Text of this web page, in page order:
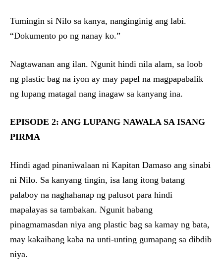
Tumingin si Nilo sa kanya, nanginginig ang labi.
“Dokumento po ng nanay ko.”
Nagtawanan ang ilan. Ngunit hindi nila alam, sa loob
ng plastic bag na iyon ay may papel na magpapabalik
ng lupang matagal nang inagaw sa kanyang ina.
EPISODE 2: ANG LUPANG NAWALA SA ISANG
PIRMA
Hindi agad pinaniwalaan ni Kapitan Damaso ang sinabi
ni Nilo. Sa kanyang tingin, isa lang itong batang
palaboy na naghahanap ng palusot para hindi
mapalayas sa tambakan. Ngunit habang
pinagmamasdan niya ang plastic bag sa kamay ng bata,
may kakaibang kaba na unti-unting gumapang sa dibdib
niya.